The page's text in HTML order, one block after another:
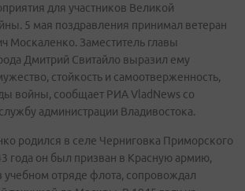
для участников Великой
5 мая поздравления принимал ветеран
Москаленко. Заместитель главы
Дмитрий Свитайло выразил ему
стойкость и самоотверженность,
войны, сообщает РИА VladNews со
администрации Владивостока.
родился в селе Черниговка Приморского
года он был призван в Красную армию,
учебном отряде флота, сопровождал